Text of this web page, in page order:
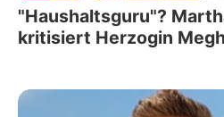
"Haushaltsguru"?
kritisiert Herzogin